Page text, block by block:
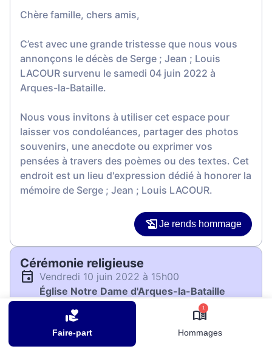
Faire-part
1
Hommages
Chère famille, chers amis,
C’est avec une grande tristesse que nous vous
annonçons le décès de Serge ; Jean ; Louis
LACOUR survenu le samedi 04 juin 2022 à
Arques-la-Bataille.
Nous vous invitons à utiliser cet espace pour
laisser vos condoléances, partager des photos
souvenirs, une anecdote ou exprimer vos
pensées à travers des poèmes ou des textes. Cet
endroit est un lieu d'expression dédié à honorer la
mémoire de Serge ; Jean ; Louis LACOUR.
Je rends hommage
Cérémonie religieuse
vendredi 10 juin 2022 à 15h00
Église Notre Dame d'Arques-la-Bataille
76880 Arques-la-Bataille